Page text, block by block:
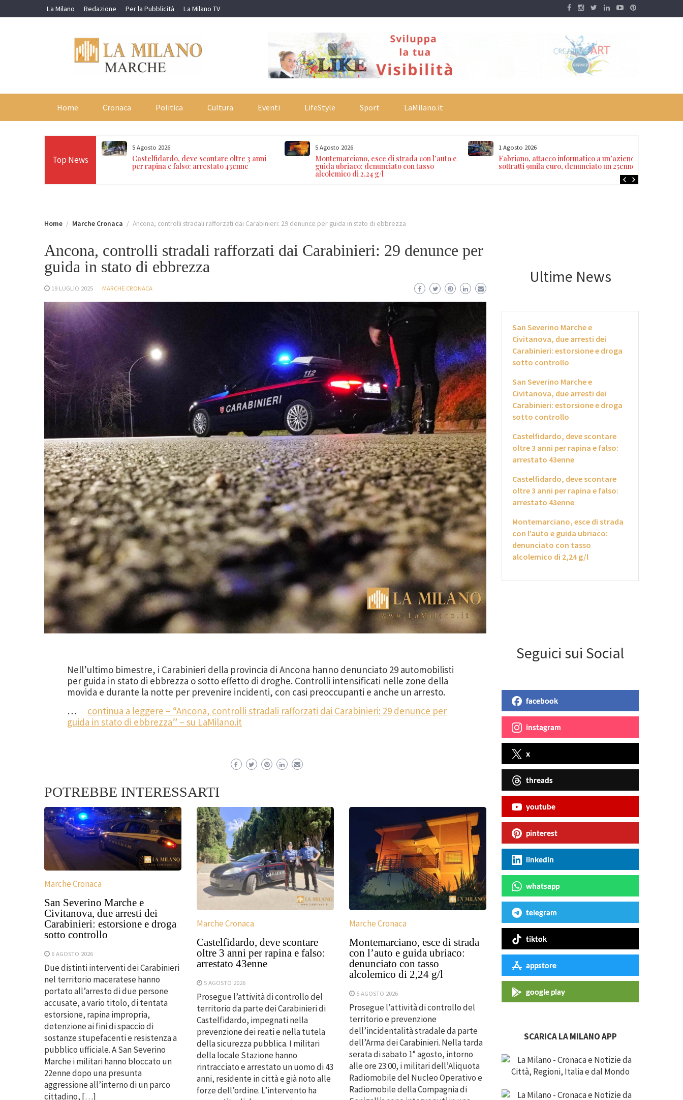
to
La Milano Redazione Per la Pubblicità La Milano TV
Home Cronaca Politica Cultura Eventi LifeStyle Sport LaMilano.it
Top News
e Civitanova, due
estorsione e droga
5 Agosto 2026
Castelfidardo, deve scontare oltre 3 anni
per rapina e falso: arrestato 43enne
5 Agosto 2026
Montemarciano, esce di strada con l’auto e
guida ubriaco: denunciato con tasso
alcolemico di 2,24 g/l
1 Agosto 2026
Fabriano, attacco informatico a un’azienda:
sottratti 9mila euro, denunciato un 25enne
Home Marche Cronaca Ancona, controlli stradali rafforzati dai Carabinieri: 29 denunce per guida in stato di ebbrezza
Ancona, controlli stradali rafforzati dai Carabinieri: 29 denunce per
guida in stato di ebbrezza
19 LUGLIO 2025 MARCHE CRONACA
Nell’ultimo bimestre, i Carabinieri della provincia di Ancona hanno denunciato 29 automobilisti
per guida in stato di ebbrezza o sotto effetto di droghe. Controlli intensificati nelle zone della
movida e durante la notte per prevenire incidenti, con casi preoccupanti e anche un arresto.
…
continua a leggere – “Ancona, controlli stradali rafforzati dai Carabinieri: 29 denunce per
guida in stato di ebbrezza” – su LaMilano.it
POTREBBE INTERESSARTI
Marche Cronaca
San Severino Marche e
Civitanova, due arresti dei
Carabinieri: estorsione e droga
sotto controllo
6 AGOSTO 2026
Due distinti interventi dei Carabinieri
nel territorio maceratese hanno
portato all’arresto di due persone
accusate, a vario titolo, di tentata
estorsione, rapina impropria,
detenzione ai fini di spaccio di
sostanze stupefacenti e resistenza a
pubblico ufficiale. A San Severino
Marche i militari hanno bloccato un
22enne dopo una presunta
aggressione all’interno di un parco
cittadino, […]
Marche Cronaca
Castelfidardo, deve scontare
oltre 3 anni per rapina e falso:
arrestato 43enne
5 AGOSTO 2026
Prosegue l’attività di controllo del
territorio da parte dei Carabinieri di
Castelfidardo, impegnati nella
prevenzione dei reati e nella tutela
della sicurezza pubblica. I militari
della locale Stazione hanno
rintracciato e arrestato un uomo di 43
anni, residente in città e già noto alle
forze dell’ordine. L’intervento ha
Marche Cronaca
Montemarciano, esce di strada
con l’auto e guida ubriaco:
denunciato con tasso
alcolemico di 2,24 g/l
5 AGOSTO 2026
Prosegue l’attività di controllo del
territorio e prevenzione
dell’incidentalità stradale da parte
dell’Arma dei Carabinieri. Nella tarda
serata di sabato 1° agosto, intorno
alle ore 23:00, i militari dell’Aliquota
Radiomobile del Nucleo Operativo e
Radiomobile della Compagnia di
Ultime News
San Severino Marche e
Civitanova, due arresti dei
Carabinieri: estorsione e droga
sotto controllo
San Severino Marche e
Civitanova, due arresti dei
Carabinieri: estorsione e droga
sotto controllo
Castelfidardo, deve scontare
oltre 3 anni per rapina e falso:
arrestato 43enne
Castelfidardo, deve scontare
oltre 3 anni per rapina e falso:
arrestato 43enne
Montemarciano, esce di strada
con l’auto e guida ubriaco:
denunciato con tasso
alcolemico di 2,24 g/l
Seguici sui Social
facebook
instagram
x
threads
youtube
pinterest
linkedin
whatsapp
telegram
tiktok
appstore
google play
SCARICA LA MILANO APP